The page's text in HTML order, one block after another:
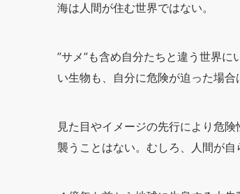
海は人間が住む世界ではない。
”サメ”も含め自分たちと違う世界
い生物も、自分に危険が迫った場合
見た目やイメージの先行により危
襲うことはない。むしろ、人間が自